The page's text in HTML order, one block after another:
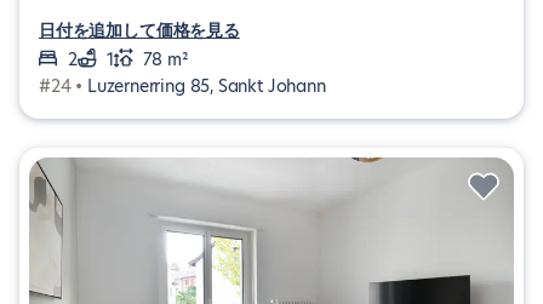
日付を追加して価格を見る
2
1
78 m²
#24 • Luzernerring 85, Sankt Johann